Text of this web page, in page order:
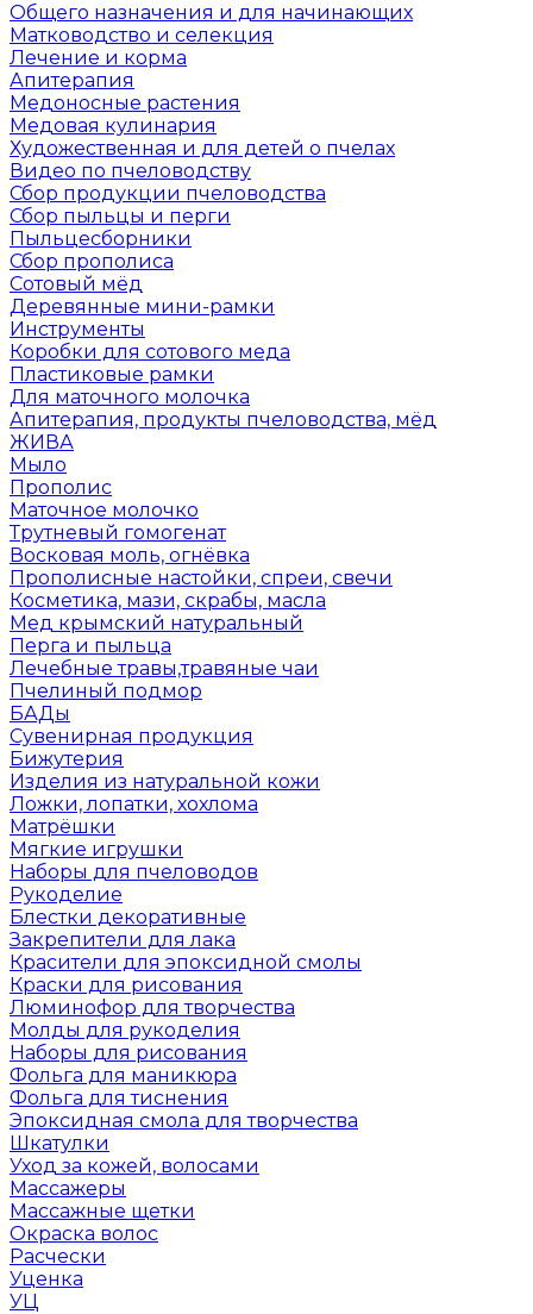
Общего назначения и для начинающих
Матководство и селекция
Лечение и корма
Апитерапия
Медоносные растения
Медовая кулинария
Художественная и для детей о пчелах
Видео по пчеловодству
Сбор продукции пчеловодства
Сбор пыльцы и перги
Пыльцесборники
Сбор прополиса
Сотовый мёд
Деревянные мини-рамки
Инструменты
Коробки для сотового меда
Пластиковые рамки
Для маточного молочка
Апитерапия, продукты пчеловодства, мёд
ЖИВА
Мыло
Прополис
Маточное молочко
Трутневый гомогенат
Восковая моль, огнёвка
Прополисные настойки, спреи, свечи
Косметика, мази, скрабы, масла
Мед крымский натуральный
Перга и пыльца
Лечебные травы,травяные чаи
Пчелиный подмор
БАДы
Сувенирная продукция
Бижутерия
Изделия из натуральной кожи
Ложки, лопатки, хохлома
Матрёшки
Мягкие игрушки
Наборы для пчеловодов
Рукоделие
Блестки декоративные
Закрепители для лака
Красители для эпоксидной смолы
Краски для рисования
Люминофор для творчества
Молды для рукоделия
Наборы для рисования
Фольга для маникюра
Фольга для тиснения
Эпоксидная смола для творчества
Шкатулки
Уход за кожей, волосами
Массажеры
Массажные щетки
Окраска волос
Расчески
Уценка
УЦ